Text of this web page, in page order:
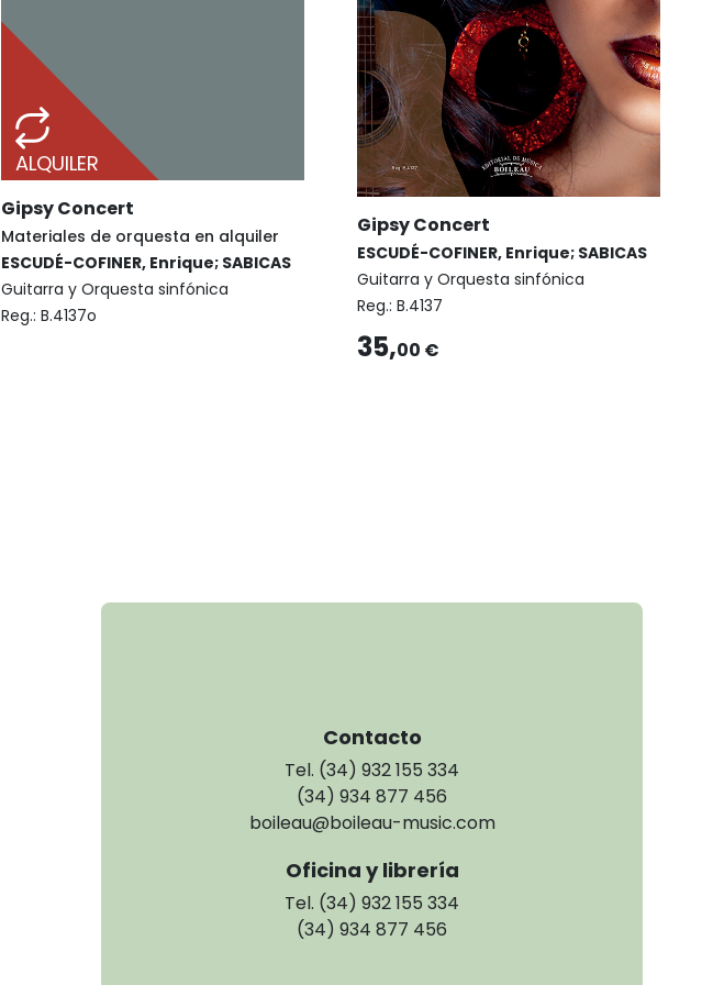
ALQUILER
Gipsy Concert
Materiales de orquesta en alquiler
ESCUDÉ-COFINER, Enrique; SABICAS
Guitarra y Orquesta sinfónica
Reg.: B.4137o
Gipsy Concert
ESCUDÉ-COFINER, Enrique; SABICAS
Guitarra y Orquesta sinfónica
Reg.: B.4137
35,00 €
Contacto
Tel. (34) 932 155 334
(34) 934 877 456
boileau@boileau-music.com
Oficina y librería
Tel. (34) 932 155 334
(34) 934 877 456